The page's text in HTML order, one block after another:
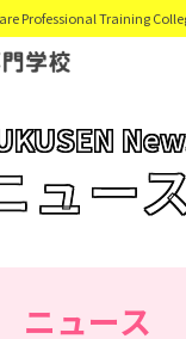
Professional Training
ュー
ニュース